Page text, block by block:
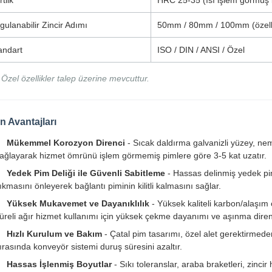
Zincir Adımı 50mm / 80mm / 100mm
ISO / DIN / ANSI / Özel
özellikler talep üzerine mevcuttur.
Avantajları
Mükemmel Korozyon Direnci - Sıcak daldırma galvanizli yüzey,
hizmet ömrünü işlem görmemiş pimlere göre 3-5 kat uzatır.
Yedek Pim Deliği ile Güvenli Sabitleme - Hassas delinmiş yedek
önleyerek bağlantı piminin kilitli kalmasını sağlar.
Yüksek Mukavemet ve Dayanıklılık - Yüksek kaliteli karbon/alaşım
ağır hizmet kullanımı için yüksek çekme dayanımı ve aşınma
Hızlı Kurulum ve Bakım - Çatal pim tasarımı, özel alet
konveyör sistemi duruş süresini azaltır.
Hassas İşlenmiş Boyutlar- Sıkı toleranslar, araba braketleri,